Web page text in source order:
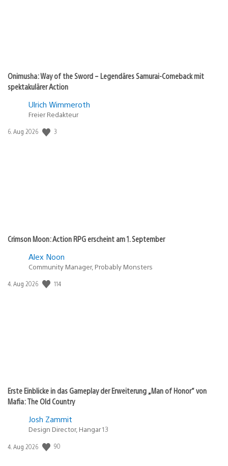
Onimusha: Way of the Sword – Legendäres Samurai-Comeback mit
spektakulärer Action
Ulrich Wimmeroth
Freier Redakteur
Veröffentlichungsdatum:
6. Aug 2026 3
Crimson Moon: Action RPG erscheint am 1. September
Alex Noon
Community Manager, Probably Monsters
Veröffentlichungsdatum:
4. Aug 2026 114
Erste Einblicke in das Gameplay der Erweiterung „Man of Honor“ von
Mafia: The Old Country
Josh Zammit
Design Director, Hangar 13
Veröffentlichungsdatum:
4. Aug 2026 90